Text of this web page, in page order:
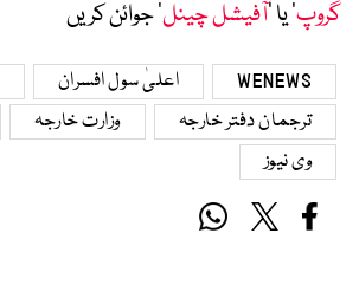
گروپ‘ یا ’آفیشل چینل‘ جوائن کریں
WENEWS اعلیٰ سول افسران
ترجمان دفتر خارجہ
وزارت خارجہ
وی نیوز